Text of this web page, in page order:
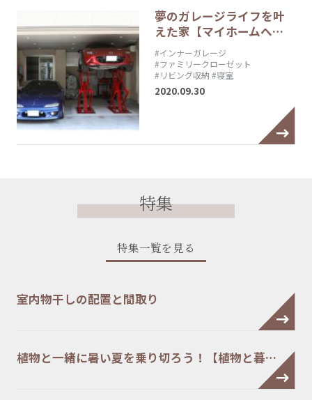
夢のガレージライフを叶
えた家【マイホームへ…
#インナーガレージ
#ファミリークローゼット
#リビング収納 #寝室
2020.09.30
特集
特集一覧を見る
室内物干しの配置と間取り
植物と一緒に暑い夏を乗り切ろう！【植物と暮…